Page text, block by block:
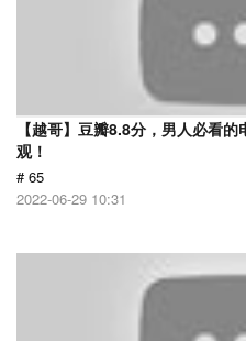
【越哥】豆瓣8.8分，男人必看
观！
# 65
2022-06-29 10:31